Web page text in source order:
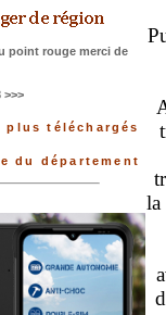
point rouge merci de
plus téléchargés
du département
la